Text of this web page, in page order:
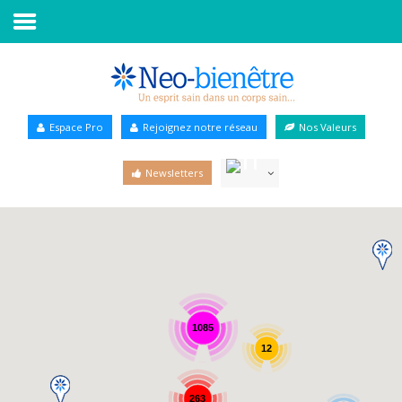
Annuaire Bien-être
Espace Pro Rejoignez notre réseau Nos Valeurs
Newsletters
1085
263
12